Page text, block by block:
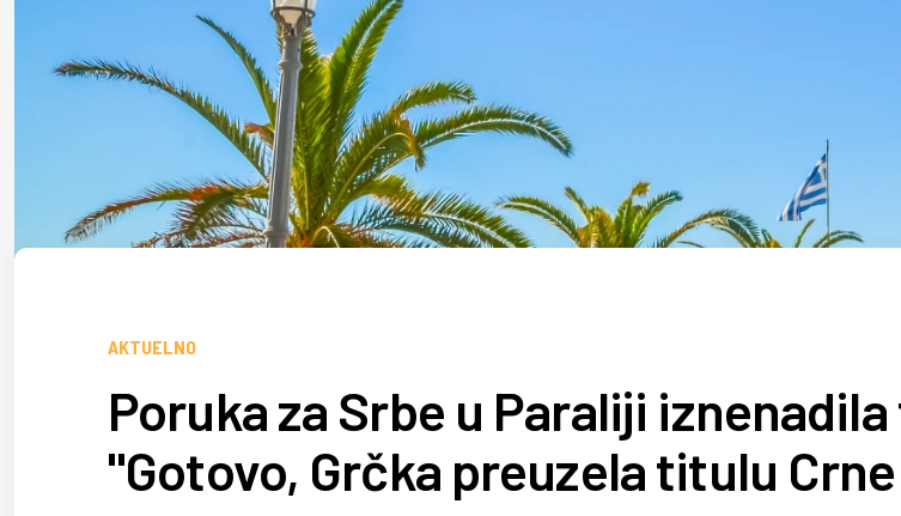
AKTUELNO
Poruka za Srbe u Paraliji
"Gotovo, Grčka preuzela titulu Crne